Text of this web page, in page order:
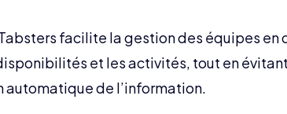
facilite la gestion des équipes
et les activités, tout en
de l’information.